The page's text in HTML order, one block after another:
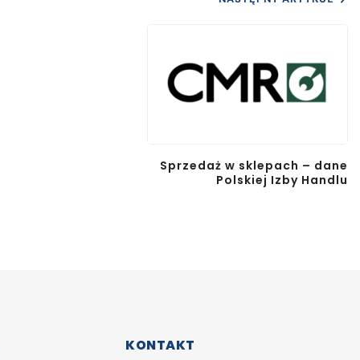
Sprzedaż w sklepach – dane
Polskiej Izby Handlu
KONTAKT